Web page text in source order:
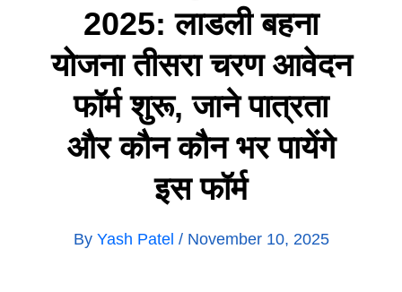
2025: लाडली बहना
योजना तीसरा चरण आवेदन
फॉर्म शुरू, जाने पात्रता
और कौन कौन भर पायेंगे
इस फॉर्म
By Yash Patel / November 10, 2025